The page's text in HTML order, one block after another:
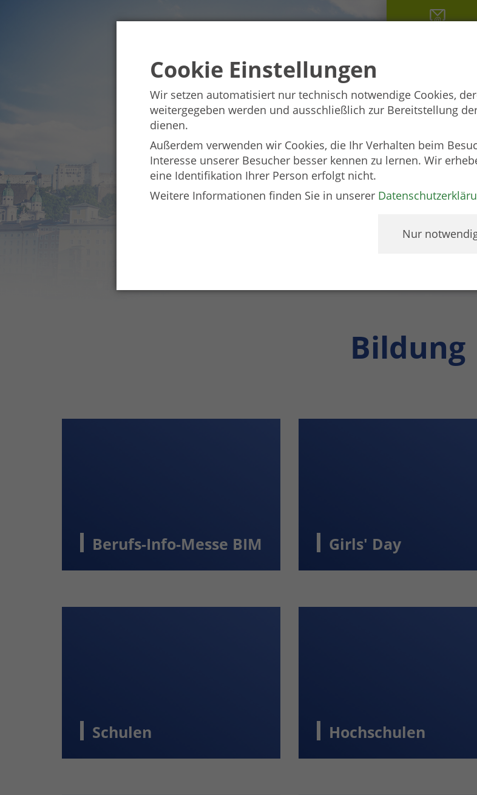
Bildung
Berufs-Info-Messe BIM Girls' Day
Schulen Hochschulen
Cookie Einstellungen
Wir setzen automatisiert nur technisch notwendige Cookies,
weitergegeben werden und ausschließlich zur Bereitstellung
dienen.
Außerdem verwenden wir Cookies, die Ihr Verhalten beim
Interesse unserer Besucher besser kennen zu lernen. Wir
eine Identifikation Ihrer Person erfolgt nicht.
Weitere Informationen finden Sie in unserer
Nur